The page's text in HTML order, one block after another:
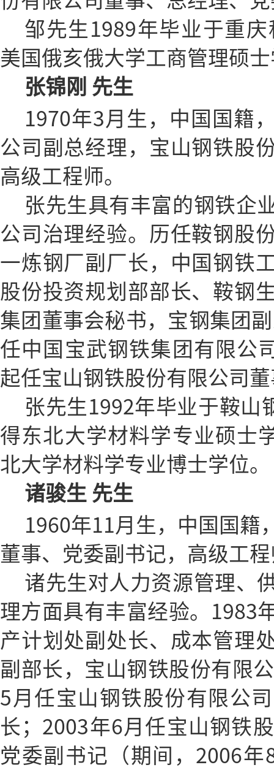
邹先生1989年毕业于重
美国俄亥俄大学工商管理硕
张锦刚 先生
1970年3月生，中国国籍
公司副总经理，宝山钢铁股
高级工程师。
张先生具有丰富的钢铁企
公司治理经验。历任鞍钢股
一炼钢厂副厂长，中国钢铁
股份投资规划部部长、鞍钢
集团董事会秘书，宝钢集团
任中国宝武钢铁集团有限公
起任宝山钢铁股份有限公司
张先生1992年毕业于鞍山
得东北大学材料学专业硕士
北大学材料学专业博士学位。
诸骏生 先生
1960年11月生，中国国籍
董事、党委副书记，高级工
诸先生对人力资源管理、
理方面具有丰富经验。1983
产计划处副处长、成本管理
副部长，宝山钢铁股份有限
5月任宝山钢铁股份有限公
长；2003年6月任宝山钢铁
党委副书记（期间，2006